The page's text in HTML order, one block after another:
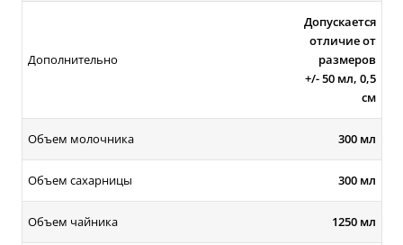
Дополнительно
Допускается
отличие от
размеров
+/- 50 мл, 0,5
см
Объем молочника 300 мл
Объем сахарницы 300 мл
Объем чайника 1250 мл